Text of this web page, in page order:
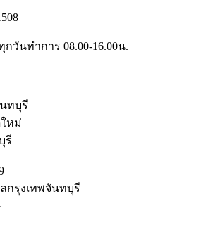
วันทำการ 08.00-16.00น.
ทบุรี
หม่
รี
ลกรุงเทพจันทบุรี